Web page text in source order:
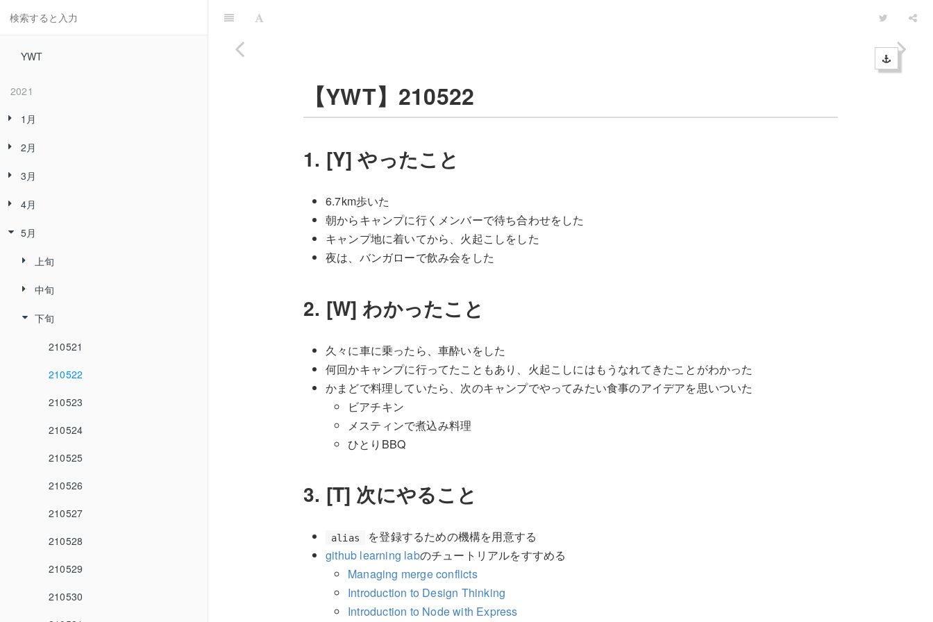
YWT
2021
1月
2月
3月
4月
5月
上旬
中旬
下旬
210521
210522
210523
210524
210525
210526
210527
210528
210529
210530
【YWT】210522
1. [Y] やったこと
6.7km歩いた
朝からキャンプに行くメンバーで待ち合わせをした
キャンプ地に着いてから、火起こしをした
夜は、バンガローで飲み会をした
2. [W] わかったこと
久々に車に乗ったら、車酔いをした
何回かキャンプに行ってたこともあり、火起こしにはもうなれてきたことがわかった
かまどで料理していたら、次のキャンプでやってみたい食事のアイデアを思いついた
ビアチキン
メスティンで煮込み料理
ひとりBBQ
3. [T] 次にやること
alias
を登録するための機構を用意する
github learning labのチュートリアルをすすめる
Managing merge conflicts
Introduction to Design Thinking
Introduction to Node with Express